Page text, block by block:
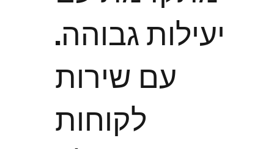
יעילות גבוהה.
עם שירות
לקוחות